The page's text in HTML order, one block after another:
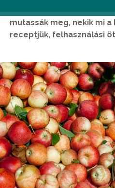
bevonásával: arra
mutassák meg, nekik mi
receptjük, felhasználási